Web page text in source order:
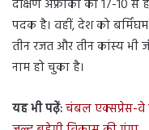
दक्षिण अफ्रीका को 17-10 से
पदक है। वहीं, देश को
तीन रजत और तीन कांस्य
नाम हो चुका है।
यह भी पढ़ें:चंबल एक्सप्रेस-वे